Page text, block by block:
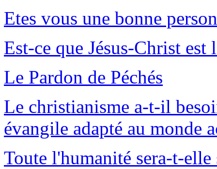
Etes vous une bonne
Est-ce que Jésus-Christ est
Le Pardon de Péchés
Le christianisme a-t-il
évangile adapté au monde
Toute l'humanité sera-t-elle